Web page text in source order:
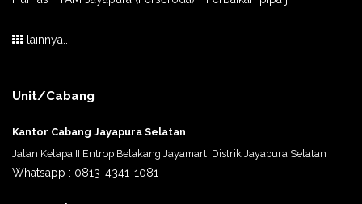
lainnya..
Unit/Cabang
Kantor Cabang Jayapura Selatan
Jalan Kelapa II Entrop Belakang Jayamart, Distrik Jayapura Selatan
Whatsapp : 0813-4341-1081